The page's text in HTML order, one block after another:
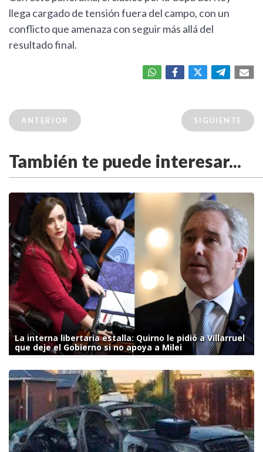
llega cargado de tensión fuera del campo, con un
conflicto que amenaza con seguir más allá del
resultado final.
ANTERIOR SIGUIENTE
También te puede interesar...
La interna libertaria estalla: Quirno le pidió a Villarruel
que deje el Gobierno si no apoya a Milei